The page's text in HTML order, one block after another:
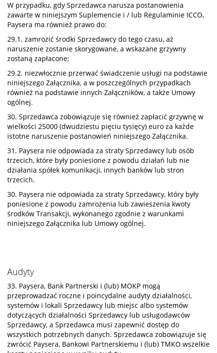
W przypadku, gdy Sprzedawca narusza postanowienia
zawarte w niniejszym Suplemencie i / lub Regulaminie ICCO,
Paysera ma również prawo do:
29.1. zamrozić środki Sprzedawcy do tego czasu, aż
naruszenie zostanie skorygowane, a wskazane grzywny
zostaną zapłacone;
29.2. niezwłocznie przerwać świadczenie usługi na podstawie
niniejszego Załącznika, a w poszczególnych przypadkach
również na podstawie innych Załączników, a także Umowy
ogólnej.
30. Sprzedawca zobowiązuje się również zapłacić grzywnę w
wielkości 25000 (dwudziestu pięciu tysięcy) euro za każde
istotne naruszenie postanowień niniejszego Załącznika.
31. Paysera nie odpowiada za straty Sprzedawcy lub osób
trzecich, które były poniesione z powodu działań lub nie
działania spółek komunikacji, innych banków lub stron
trzecich.
30. Paysera nie odpowiada za straty Sprzedawcy, który były
poniesione z powodu zamrożenia lub zawieszenia kwoty
środków Transakcji, wykonanego zgodnie z warunkami
niniejszego Załącznika lub Umowy ogólnej.
Audyty
33. Paysera, Bank Partnerski i (lub) MOKP mogą
przeprowadzać roczne i poincydalne audyty działalności,
systemów i lokali Sprzedawcy lub miejsc albo systemów
dotyczących działalności Sprzedawcy lub usługodawców
Sprzedawcy, a Sprzedawca musi zapewnić dostęp do
wszystkich potrzebnych danych. Sprzedawca zobowiązuje się
zwrócić Paysera, Bankowi Partnerskiemu i (lub) TMKO wszelkie